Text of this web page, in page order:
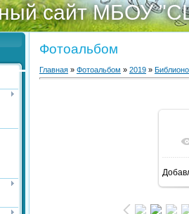
сайт МБОУ
Фотоальбом
Главная » Фотоальбом » 2019 »